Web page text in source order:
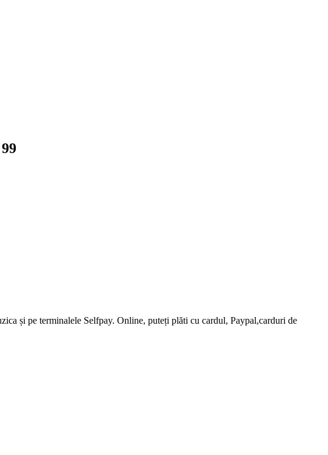
și pe terminalele Selfpay. Online, puteți plăti cu cardul, Paypal,carduri de